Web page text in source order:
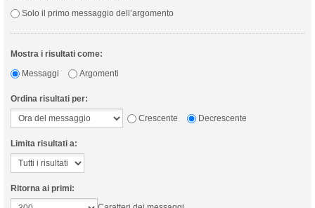
Solo il primo messaggio dell’argomento
Mostra i risultati come:
Messaggi
Argomenti
Ordina risultati per:
Crescente
Decrescente
Limita risultati a:
Ritorna ai primi: